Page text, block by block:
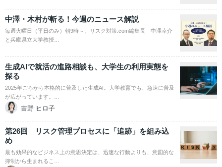
中澤・木村が斬る！今週のニュース解説
毎週火曜日（平日のみ）朝9時～、リスク対策.com編集長 中澤幸介
と兵庫県立大学教授…
生成AIで就活の進路相談も、大学生の利用実態を
探る
2025年ごろから本格的に普及した生成AI。大学教育でも、急速に普及
が広がっています。…
吉野 ヒロ子
第26回 リスク管理プロセスに「追跡」を組み込
め
最も効果的なビジネス上の意思決定は、迅速な行動よりも、意図的な
抑制から生まれるこ…